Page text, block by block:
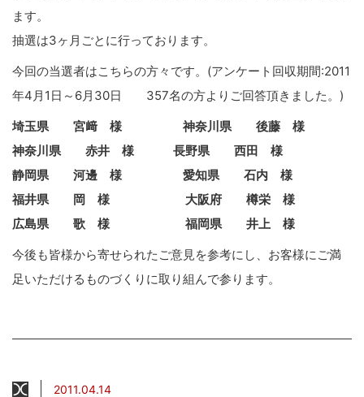
ます。
抽選は3ヶ月ごとに行っております。
今回の当選者はこちらの方々です。(アンケート回収期間:2011
年4月1日～6月30日 357名の方よりご回答頂きました。)
埼玉県 宮﨑 様 神奈川県 後藤 様
神奈川県 赤井 様 長野県 西田 様
静岡県 河邊 様 愛知県 石内 様
福井県 岡 様 大阪府 樽栄 様
広島県 歌 様 福岡県 井上 様
今後も皆様から寄せられたご意見を参考にし、お客様にご満
足いただけるものづくりに取り組んで参ります。
2011.04.14